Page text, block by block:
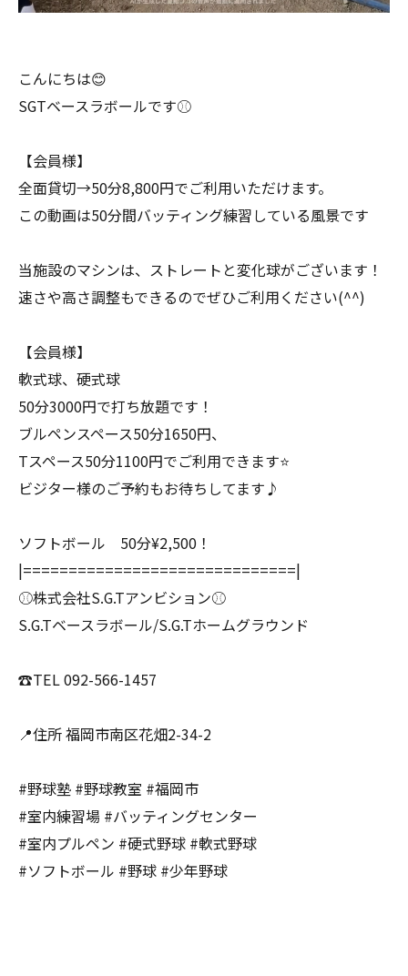
こんにちは😊
SGTベースラボールです⚾️
【会員様】
全面貸切→50分8,800円でご利用いただけます。
この動画は50分間バッティング練習している風景です
当施設のマシンは、ストレートと変化球がございます！
速さや高さ調整もできるのでぜひご利用ください(^^)
【会員様】
軟式球、硬式球
50分3000円で打ち放題です！
ブルペンスペース50分1650円、
Tスペース50分1100円でご利用できます⭐️
ビジター様のご予約もお待ちしてます♪
ソフトボール 50分¥2,500！
|==============================|
⚾️株式会社S.G.Tアンビション⚾️
S.G.Tベースラボール/S.G.Tホームグラウンド
☎️TEL 092-566-1457
📍住所 福岡市南区花畑2-34-2
#野球塾 #野球教室 #福岡市
#室内練習場 #バッティングセンター
#室内プルペン #硬式野球 #軟式野球
#ソフトボール #野球 #少年野球